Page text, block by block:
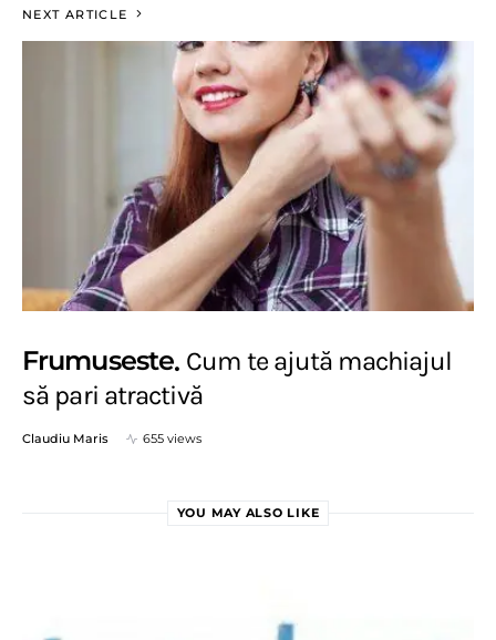
NEXT ARTICLE
Frumuseste Cum te ajută machiajul
să pari atractivă
Claudiu Maris 655 views
YOU MAY ALSO LIKE